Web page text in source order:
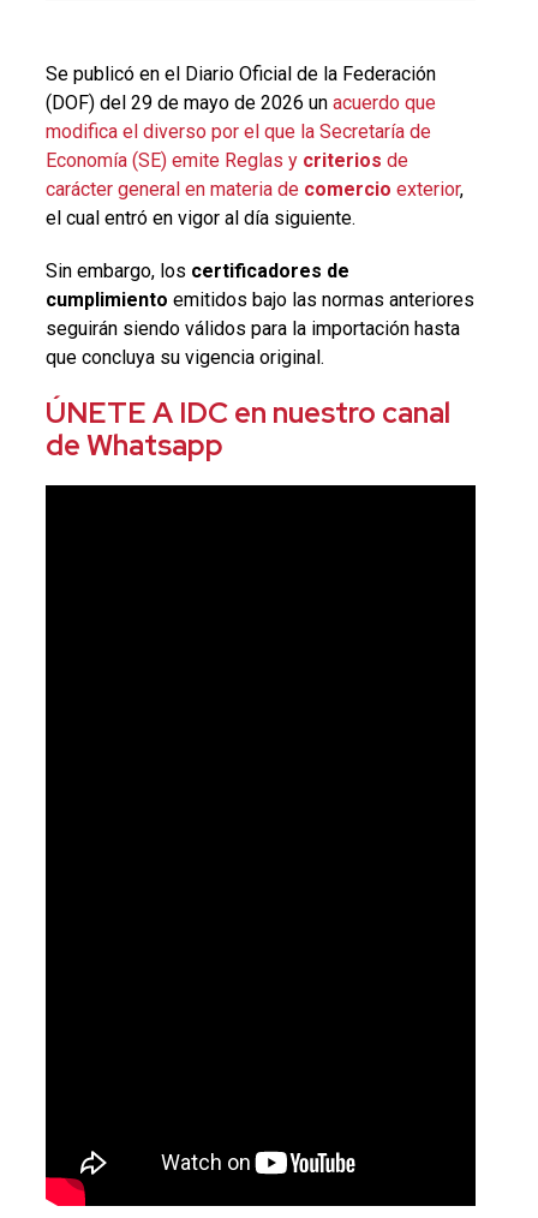
Se publicó en el Diario Oficial de la Federación
(DOF) del 29 de mayo de 2026 unacuerdo que
modifica el diverso por el que la Secretaría de
Economía (SE) emite Reglas y criterios de
carácter general en materia de comercio exterior,
el cual entró en vigor al día siguiente.
Sin embargo, los certificadores de
cumplimiento emitidos bajo las normas anteriores
seguirán siendo válidos para la importación hasta
que concluya su vigencia original.
ÚNETE A IDC en nuestro canal
de Whatsapp